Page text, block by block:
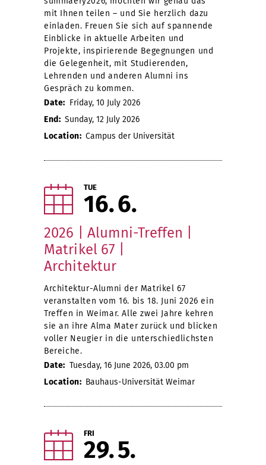
mit Ihnen teilen – und Sie herzlich dazu
einladen. Freuen Sie sich auf spannende
Einblicke in aktuelle Arbeiten und
Projekte, inspirierende Begegnungen und
die Gelegenheit, mit Studierenden,
Lehrenden und anderen Alumni ins
Gespräch zu kommen.
Date: Friday, 10 July 2026
End: Sunday, 12 July 2026
Location: Campus der Universität
TUE
16 6
2026 | Alumni-Treffen |
Matrikel 67 |
Architektur
Architektur-Alumni der Matrikel 67
veranstalten vom 16. bis 18. Juni 2026 ein
Treffen in Weimar. Alle zwei Jahre kehren
sie an ihre Alma Mater zurück und blicken
voller Neugier in die unterschiedlichsten
Bereiche.
Date: Tuesday, 16 June 2026, 03.00 pm
Location: Bauhaus-Universität Weimar
FRI
29 5